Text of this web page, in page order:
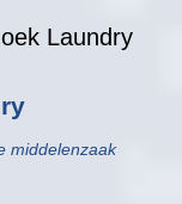
Laundry
middelenzaak